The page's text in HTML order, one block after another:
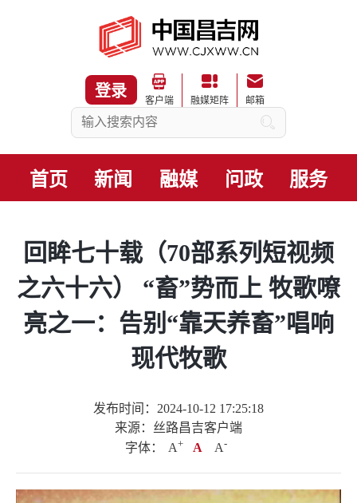
登录
客户端 融媒矩阵 邮箱
首页 新闻 融媒 问政 服务
回眸七十载（70部系列短视频
之六十六） “畜”势而上 牧歌嘹
亮之一：告别“靠天养畜”唱响
现代牧歌
发布时间：2024-10-12 17:25:18
来源：丝路昌吉客户端
字体：
A+ A A-